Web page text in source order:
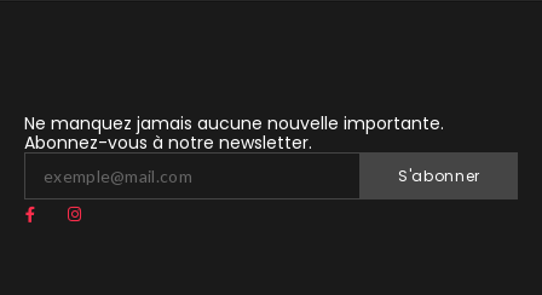
Ne manquez jamais aucune nouvelle importante.
Abonnez-vous à notre newsletter.
S'abonner